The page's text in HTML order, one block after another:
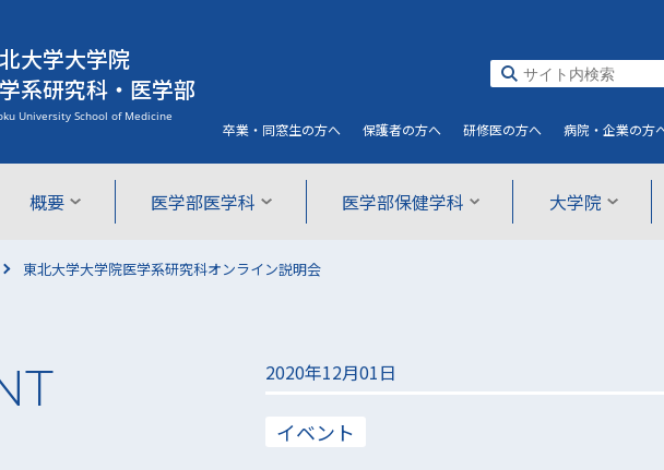
大学大学院
系研究科・医学部
概要 医学部医学科 医学部保健学科 大学院
卒業・同窓生の方へ 保護者の方へ 研修医の方へ 病院・企業の方
東北大学大学院医学系研究科オンライン説明会
2020年12月01日
イベント